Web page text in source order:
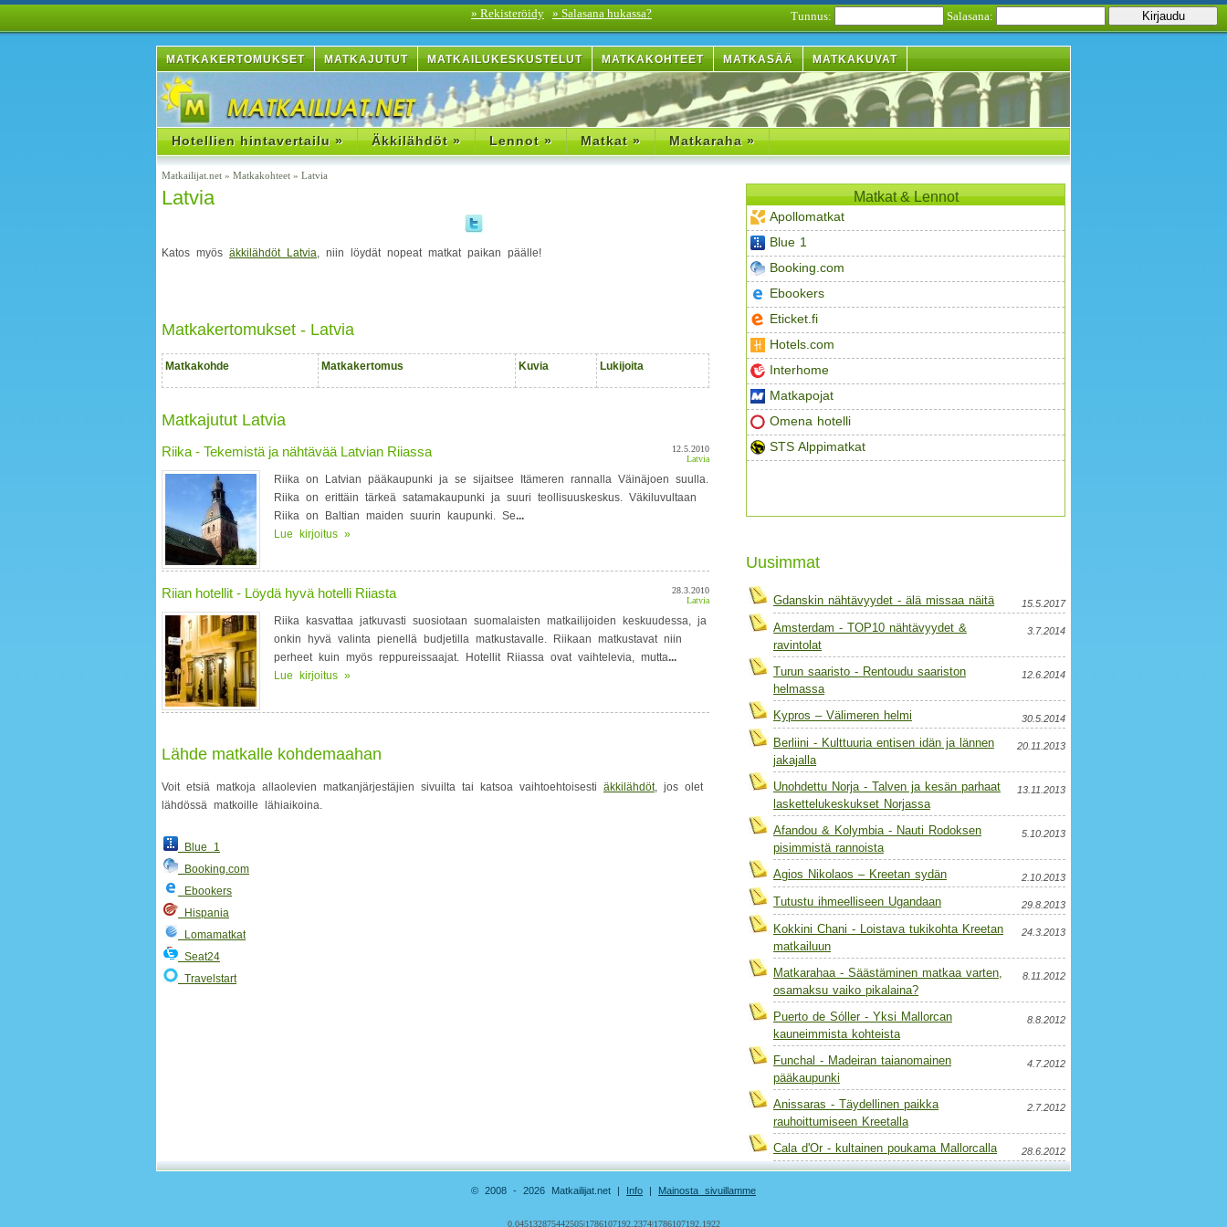
Tunnus: Salasana:
» Rekisteröidy » Salasana hukassa?
MATKAKERTOMUKSET MATKAJUTUT MATKAILUKESKUSTELUT MATKAKOHTEET MATKASÄÄ MATKAKUVAT
Hotellien hintavertailu » Äkkilähdöt » Lennot » Matkat » Matkaraha »
Matkat & Lennot
Apollomatkat
Blue 1
Booking.com
Ebookers
Eticket.fi
Hotels.com
Interhome
Matkapojat
Omena hotelli
STS Alppimatkat
Uusimmat
15.5.2017
Gdanskin nähtävyydet - älä missaa näitä
3.7.2014
Amsterdam - TOP10 nähtävyydet &
ravintolat
12.6.2014
Turun saaristo - Rentoudu saariston
helmassa
30.5.2014
Kypros – Välimeren helmi
20.11.2013
Berliini - Kulttuuria entisen idän ja lännen
jakajalla
13.11.2013
Unohdettu Norja - Talven ja kesän parhaat
laskettelukeskukset Norjassa
5.10.2013
Afandou & Kolymbia - Nauti Rodoksen
pisimmistä rannoista
2.10.2013
Agios Nikolaos – Kreetan sydän
29.8.2013
Tutustu ihmeelliseen Ugandaan
24.3.2013
Kokkini Chani - Loistava tukikohta Kreetan
matkailuun
8.11.2012
Matkarahaa - Säästäminen matkaa varten,
osamaksu vaiko pikalaina?
8.8.2012
Puerto de Sóller - Yksi Mallorcan
kauneimmista kohteista
4.7.2012
Funchal - Madeiran taianomainen
pääkaupunki
2.7.2012
Anissaras - Täydellinen paikka
rauhoittumiseen Kreetalla
28.6.2012
Cala d'Or - kultainen poukama Mallorcalla
Matkailijat.net » Matkakohteet » Latvia
Latvia
Katos myös äkkilähdöt Latvia, niin löydät nopeat matkat paikan päälle!
Matkakertomukset - Latvia
Matkakohde Matkakertomus Kuvia Lukijoita
Matkajutut Latvia
12.5.2010
Latvia
Riika - Tekemistä ja nähtävää Latvian Riiassa
Riika on Latvian pääkaupunki ja se sijaitsee Itämeren rannalla Väinäjoen suulla.
Riika on erittäin tärkeä satamakaupunki ja suuri teollisuuskeskus. Väkiluvultaan
Riika on Baltian maiden suurin kaupunki. Se...
Lue kirjoitus »
28.3.2010
Latvia
Riian hotellit - Löydä hyvä hotelli Riiasta
Riika kasvattaa jatkuvasti suosiotaan suomalaisten matkailijoiden keskuudessa, ja
onkin hyvä valinta pienellä budjetilla matkustavalle. Riikaan matkustavat niin
perheet kuin myös reppureissaajat. Hotellit Riiassa ovat vaihtelevia, mutta...
Lue kirjoitus »
Lähde matkalle kohdemaahan
Voit etsiä matkoja allaolevien matkanjärjestäjien sivuilta tai katsoa vaihtoehtoisesti äkkilähdöt, jos olet
lähdössä matkoille lähiaikoina.
Blue 1
Booking.com
Ebookers
Hispania
Lomamatkat
Seat24
Travelstart
© 2008 - 2026 Matkailijat.net | Info | Mainosta sivuillamme
0.045132875442505|1786107192.2374|1786107192.1922